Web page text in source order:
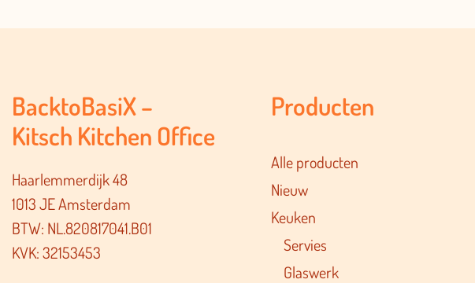
BacktoBasiX –
Kitsch Kitchen Office
Haarlemmerdijk 48
1013 JE Amsterdam
BTW: NL.820817041.B01
KVK: 32153453
Producten
Alle producten
Nieuw
Keuken
Servies
Glaswerk